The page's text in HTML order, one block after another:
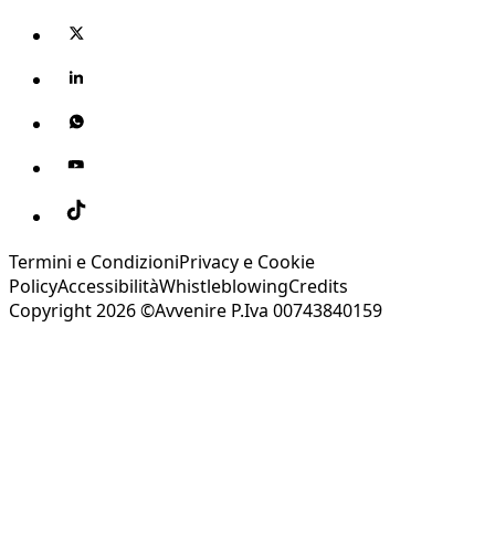
Termini e CondizioniPrivacy e Cookie
PolicyAccessibilitàWhistleblowingCredits
Copyright 2026 ©Avvenire P.Iva 00743840159